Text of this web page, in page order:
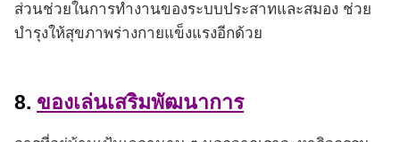
ส่วนช่วยในการทำงานของระบบประสาทและสมอง ช่วย
บำรุงให้สุขภาพร่างกายแข็งแรงอีกด้วย
8. ของเล่นเสริมพัฒนาการ